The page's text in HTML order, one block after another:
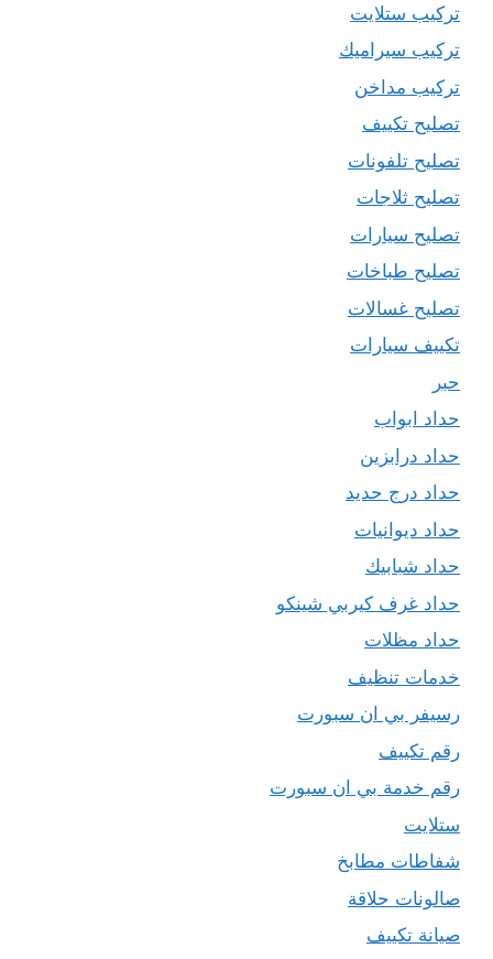
تركيب ستلايت
تركيب سيراميك
تركيب مداخن
تصليح تكييف
تصليح تلفونات
تصليح ثلاجات
تصليح سيارات
تصليح طباخات
تصليح غسالات
تكييف سيارات
حبر
حداد ابواب
حداد درابزين
حداد درج حديد
حداد ديوانيات
حداد شبابيك
حداد غرف كيربي شينكو
حداد مظلات
خدمات تنظيف
رسيفر بي ان سبورت
رقم تكييف
رقم خدمة بي ان سبورت
ستلايت
شفاطات مطابخ
صالونات حلاقة
صيانة تكييف